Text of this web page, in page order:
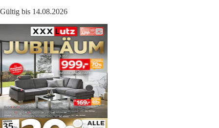
Gültig bis 14.08.2026